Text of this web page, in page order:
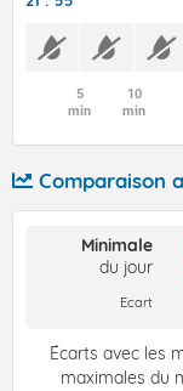
5
min
10
min
Comparaison
Minimale
du jour
Ecart
Écarts avec les
maximales du